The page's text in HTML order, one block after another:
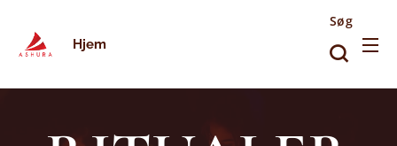
Hjem
Søg